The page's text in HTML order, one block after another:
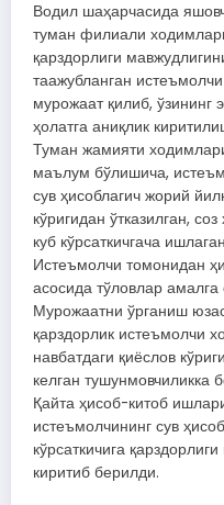
Водил шаҳарчасида
туман филиали
қарздорлиги
таажубланган
мурожаат қилиб, ўзининг
ҳолатга аниқлик
Туман жамияти
маълум бўлишича,
сув ҳисоблагич жорий
кўригидан ўтказилган,
куб кўрсаткичгача
Истеъмолчи томонидан
асосида тўловлар
Мурожаатни ўрганиш
қарздорлик истеъмолчи
навбатдаги қиёслов
келган тушунмовчиликка
Қайта ҳисоб-китоб
истеъмолчининг сув
кўрсаткичига
киритиб берилди.